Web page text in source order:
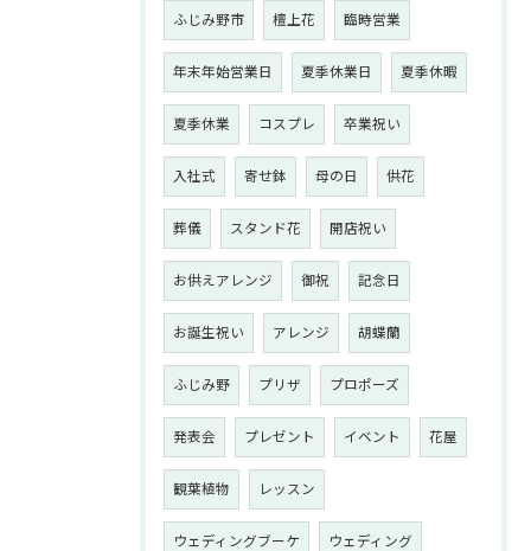
ふじみ野市 檀上花 臨時営業
年末年始営業日 夏季休業日 夏季休暇
夏季休業 コスプレ 卒業祝い
入社式 寄せ鉢 母の日 供花
葬儀 スタンド花 開店祝い
お供えアレンジ 御祝 記念日
お誕生祝い アレンジ 胡蝶蘭
ふじみ野 プリザ プロポーズ
発表会 プレゼント イベント 花屋
観葉植物 レッスン
ウェディングブーケ ウェディング